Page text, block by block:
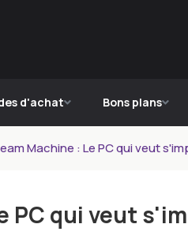
d'achat Bons plans
Machine : Le PC qui veut
PC qui veut